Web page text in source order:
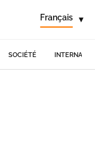
Français ▾
SOCIÉTÉ